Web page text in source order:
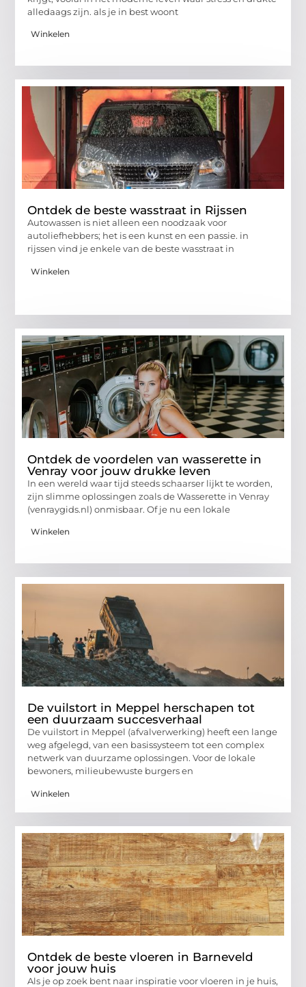
alledaags zijn. als je in best woont
Winkelen
Ontdek de beste wasstraat in Rijssen
Autowassen is niet alleen een noodzaak voor
autoliefhebbers; het is een kunst en een passie. in
rijssen vind je enkele van de beste wasstraat in
Winkelen
Ontdek de voordelen van wasserette in
Venray voor jouw drukke leven
In een wereld waar tijd steeds schaarser lijkt te worden,
zijn slimme oplossingen zoals de Wasserette in Venray
(venraygids.nl) onmisbaar. Of je nu een lokale
Winkelen
De vuilstort in Meppel herschapen tot
een duurzaam succesverhaal
De vuilstort in Meppel (afvalverwerking) heeft een lange
weg afgelegd, van een basissysteem tot een complex
netwerk van duurzame oplossingen. Voor de lokale
bewoners, milieubewuste burgers en
Winkelen
Ontdek de beste vloeren in Barneveld
voor jouw huis
Als je op zoek bent naar inspiratie voor vloeren in je huis,